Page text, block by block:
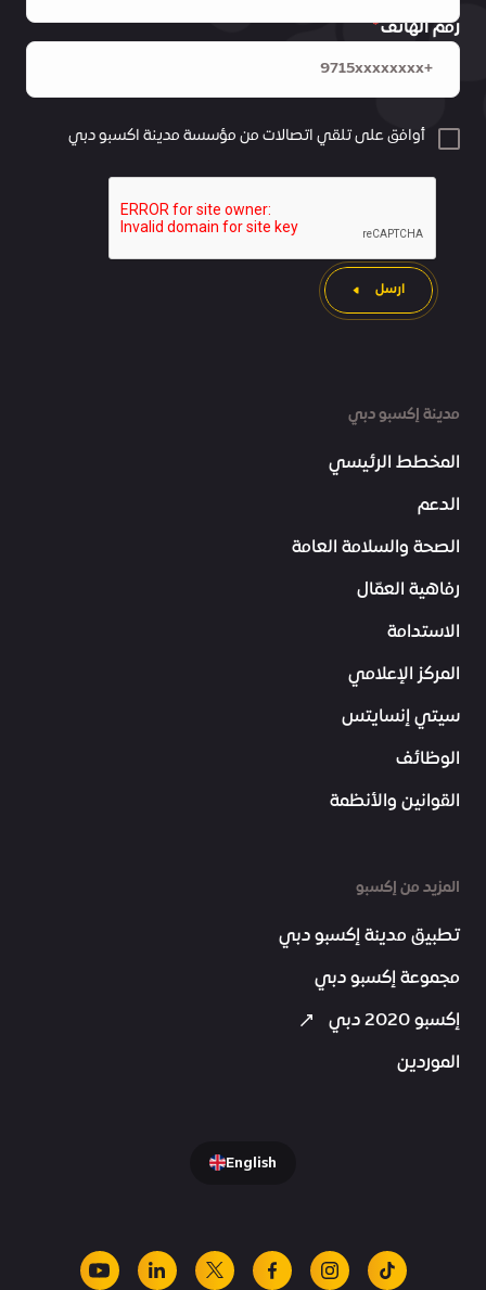
مدينة إكسبو دبي
المخطط الرئيسي
الدعم
الصحة والسلامة العامة
رفاهية العمّال
الاستدامة
المركز الإعلامي
سيتي إنسايتس
الوظائف
القوانين والأنظمة
المزيد من إكسبو
تطبيق مدينة إكسبو دبي
مجموعة إكسبو دبي
إكسبو 2020 دبي
الموردين
رقم الهاتف
أوافق على تلقي اتصالات من مؤسسة مدينة اكسبو دبي
ارسل
English
tiktok
instagram
facebook
x
linkedin
youtube